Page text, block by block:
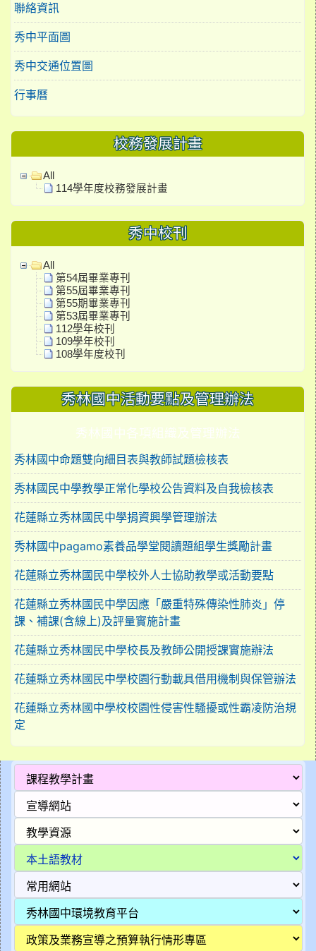
聯絡資訊
秀中平面圖
秀中交通位置圖
行事曆
校務發展計畫
All
114學年度校務發展計畫
秀中校刊
All
第54屆畢業專刊
第55屆畢業專刊
第55期畢業專刊
第53屆畢業專刊
112學年校刊
109學年校刊
108學年度校刊
秀林國中活動要點及管理辦法
秀林國中各項組織及管理辦法
秀林國中命題雙向細目表與教師試題檢核表
秀林國民中學教學正常化學校公告資料及自我檢核表
花蓮縣立秀林國民中學捐資興學管理辦法
秀林國中pagamo素養品學堂閱讀題組學生獎勵計畫
花蓮縣立秀林國民中學校外人士協助教學或活動要點
花蓮縣立秀林國民中學因應「嚴重特殊傳染性肺炎」停
課、補課(含線上)及評量實施計畫
花蓮縣立秀林國民中學校長及教師公開授課實施辦法
花蓮縣立秀林國民中學校園行動載具借用機制與保管辦法
花蓮縣立秀林國中學校校園性侵害性騷擾或性霸凌防治規
定